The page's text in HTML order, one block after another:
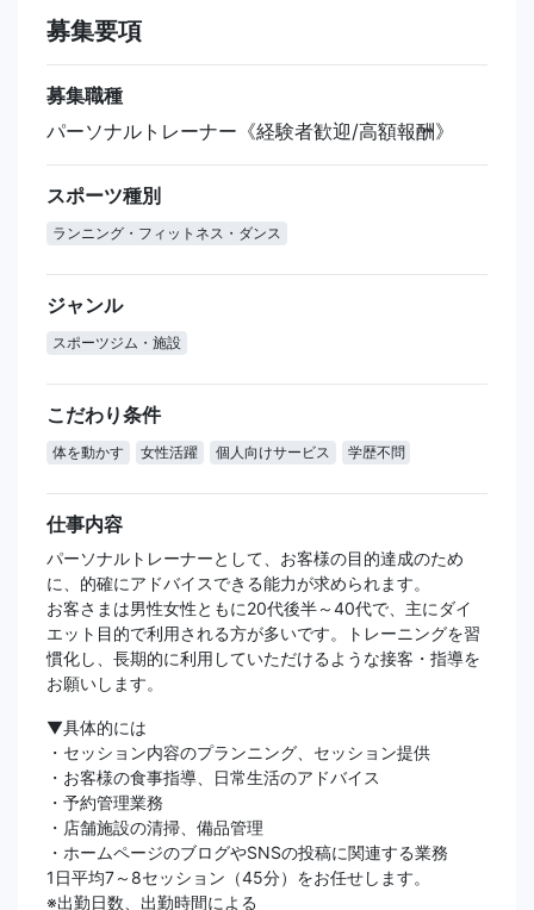
募集要項
募集職種
パーソナルトレーナー《経験者歓迎/高額報酬》
スポーツ種別
ランニング・フィットネス・ダンス
ジャンル
スポーツジム・施設
こだわり条件
体を動かす 女性活躍 個人向けサービス 学歴不問
仕事内容
パーソナルトレーナーとして、お客様の目的達成のため
に、的確にアドバイスできる能力が求められます。
お客さまは男性女性ともに20代後半～40代で、主にダイ
エット目的で利用される方が多いです。トレーニングを習
慣化し、長期的に利用していただけるような接客・指導を
お願いします。
▼具体的には
・セッション内容のプランニング、セッション提供
・お客様の食事指導、日常生活のアドバイス
・予約管理業務
・店舗施設の清掃、備品管理
・ホームページのブログやSNSの投稿に関連する業務
1日平均7～8セッション（45分）をお任せします。
※出勤日数、出勤時間による